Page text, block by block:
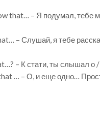
that… – Я подумал, тебе
– Слушай, я тебе
– К стати, ты слышал о
… – О, и еще одно…